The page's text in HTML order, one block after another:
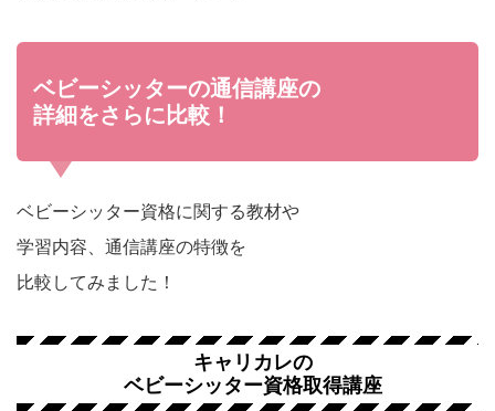
ベビーシッターの通信講座の
詳細をさらに比較！
ベビーシッター資格に関する教材や
学習内容、通信講座の特徴を
比較してみました！
キャリカレの
ベビーシッター資格取得講座